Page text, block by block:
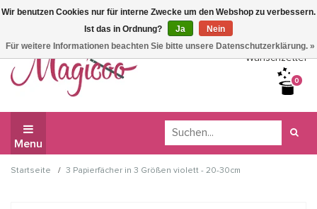
Wir haben Betriebsferien, daher können Sie derzeit nicht
bestellen.
Wunschzettel
0
Menu
Startseite / 3 Papierfächer in 3 Größen violett - 20-30cm
Wir benutzen Cookies nur für interne Zwecke um den Webshop zu verbessern.
Ist das in Ordnung?
Ja
Nein
Für weitere Informationen beachten Sie bitte unsere Datenschutzerklärung. »